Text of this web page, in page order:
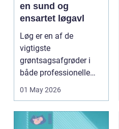
en sund og
ensartet løgavl
Løg er en af de
vigtigste
grøntsagsafgrøder i
både professionelle
køkkenhaver og større
01 May 2026